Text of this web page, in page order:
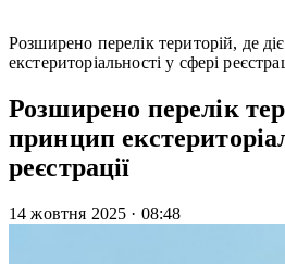
Розширено перелік територій, де
екстериторіальності у сфері
Розширено перелік
принцип
реєстрації
14 жовтня 2025 · 08:48